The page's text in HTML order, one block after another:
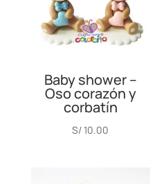
Baby shower –
Oso corazón y
corbatín
S/10.00